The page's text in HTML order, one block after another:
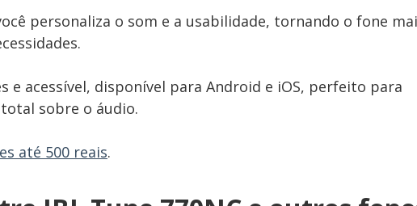
personaliza o som e a usabilidade, tornando o fone
e acessível, disponível para Android e iOS, perfeito para
sobre o áudio.
até 500 reais.